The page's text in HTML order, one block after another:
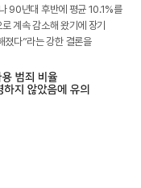
90년대 후반에 평균 10.1%를
계속 감소해 왔기에 장기
졌다”라는 강한 결론을